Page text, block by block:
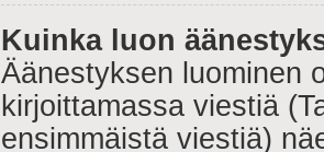
Kuinka luon
Äänestyksen luominen
kirjoittamassa viestiä
ensimmäistä viestiä)